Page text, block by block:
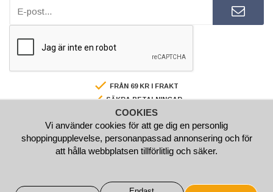
FRÅN 69 KR I FRAKT
SÄKRA BETALNINGAR
FAKTURA/AVBETALNING
SNABBA LEVERANSER
BESTÄLL INNAN 15.00 SÅ SKICKAR VI SAMMA VARDAG
COOKIES
Vi använder cookies för att ge dig en personlig
shoppingupplevelse, personanpassad annonsering och för
att hålla webbplatsen tillförlitlig och säker.